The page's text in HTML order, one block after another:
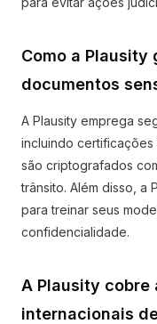
Como a Plausity
documentos
A Plausity emprega
incluindo certificações
são criptografados
trânsito. Além disso, a
para treinar seus
confidencialidade.
A Plausity cobre
internacionais